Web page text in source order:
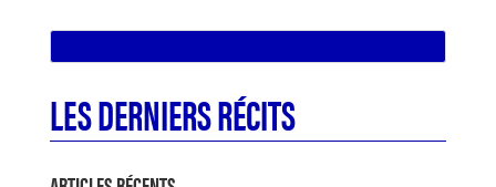
LES DERNIERS RÉCITS